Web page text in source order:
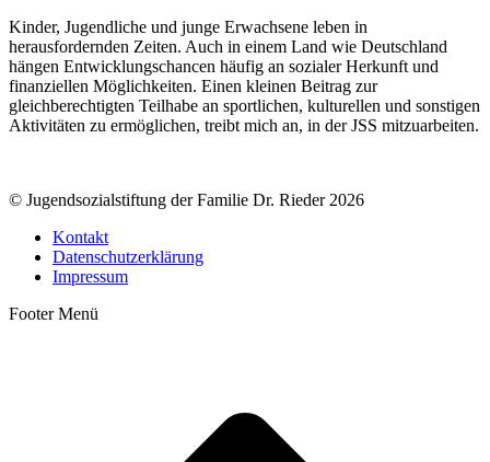
Kinder, Jugendliche und junge Erwachsene leben in
herausfordernden Zeiten. Auch in einem Land wie Deutschland
hängen Entwicklungschancen häufig an sozialer Herkunft und
finanziellen Möglichkeiten. Einen kleinen Beitrag zur
gleichberechtigten Teilhabe an sportlichen, kulturellen und sonstigen
Aktivitäten zu ermöglichen, treibt mich an, in der JSS mitzuarbeiten.
© Jugendsozialstiftung der Familie Dr. Rieder 2026
Kontakt
Datenschutzerklärung
Impressum
Footer Menü